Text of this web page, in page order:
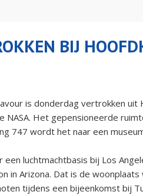
BIJ
is donderdag vertrokken uit
NASA. Het gepensioneerde
747 wordt het naar een
een luchtmachtbasis bij Los
in Arizona. Dat is de
tijdens een bijeenkomst bij